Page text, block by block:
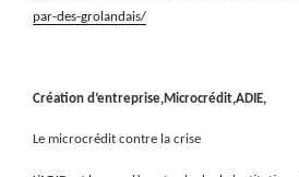
par-des-grolandais/
Création d’entreprise,Microcrédit,ADIE,
Le microcrédit contre la crise